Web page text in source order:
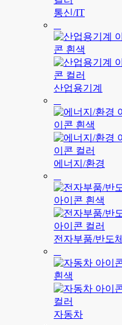
통신/IT
산업용기계
에너지/환경
전자부품/반도체
자동차